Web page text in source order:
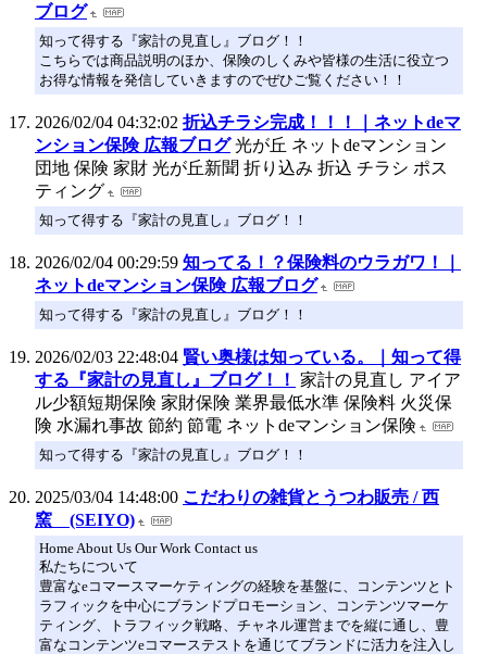
ブログ
知って得する『家計の見直し』ブログ！！
こちらでは商品説明のほか、保険のしくみや皆様の生活に役立つ
お得な情報を発信していきますのでぜひご覧ください！！
2026/02/04 04:32:02 折込チラシ完成！！！｜ネットdeマ
ンション保険 広報ブログ 光が丘 ネットdeマンション
団地 保険 家財 光が丘新聞 折り込み 折込 チラシ ポス
ティング
知って得する『家計の見直し』ブログ！！
2026/02/04 00:29:59 知ってる！？保険料のウラガワ！｜
ネットdeマンション保険 広報ブログ
知って得する『家計の見直し』ブログ！！
2026/02/03 22:48:04 賢い奥様は知っている。｜知って得
する『家計の見直し』ブログ！！ 家計の見直し アイア
ル少額短期保険 家財保険 業界最低水準 保険料 火災保
険 水漏れ事故 節約 節電 ネットdeマンション保険
知って得する『家計の見直し』ブログ！！
2025/03/04 14:48:00 こだわりの雑貨とうつわ販売 / 西
窯 (SEIYO)
Home About Us Our Work Contact us
私たちについて
豊富なeコマースマーケティングの経験を基盤に、コンテンツとト
ラフィックを中心にブランドプロモーション、コンテンツマーケ
ティング、トラフィック戦略、チャネル運営までを縦に通し、豊
富なコンテンツeコマーステストを通じてブランドに活力を注入し